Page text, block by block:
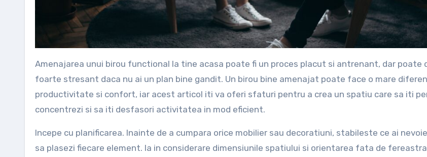
Amenajarea unui birou functional la tine acasa poate fi un proces placut si antrenant, dar poate deveni si
foarte stresant daca nu ai un plan bine gandit. Un birou bine amenajat poate face o mare
productivitate si confort, iar acest articol iti va oferi sfaturi pentru a crea un spatiu care sa iti
concentrezi si sa iti desfasori activitatea in mod eficient.
Incepe cu planificarea. Inainte de a cumpara orice mobilier sau decoratiuni, stabileste ce ai
sa plasezi fiecare element. Ia in considerare dimensiunile spatiului si orientarea fata de